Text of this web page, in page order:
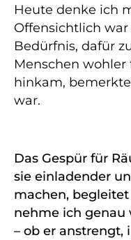
Heute denke ich
Offensichtlich
Bedürfnis, dafür
Menschen
hinkam,
war.
Das Gespür für
sie einladender
machen,
nehme ich genau
– ob er anstrengt,